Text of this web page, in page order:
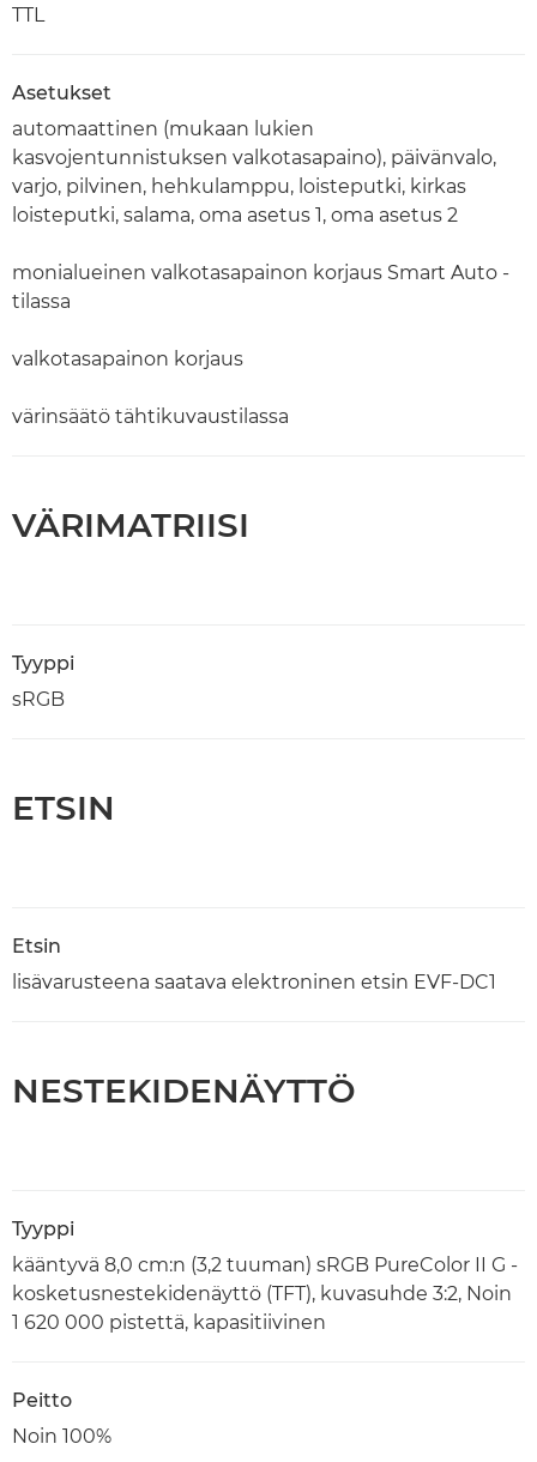
TTL
Asetukset
automaattinen (mukaan lukien
kasvojentunnistuksen valkotasapaino), päivänvalo,
varjo, pilvinen, hehkulamppu, loisteputki, kirkas
loisteputki, salama, oma asetus 1, oma asetus 2
monialueinen valkotasapainon korjaus Smart Auto -
tilassa
valkotasapainon korjaus
värinsäätö tähtikuvaustilassa
VÄRIMATRIISI
Tyyppi
sRGB
ETSIN
Etsin
lisävarusteena saatava elektroninen etsin EVF-DC1
NESTEKIDENÄYTTÖ
Tyyppi
kääntyvä 8,0 cm:n (3,2 tuuman) sRGB PureColor II G -
kosketusnestekidenäyttö (TFT), kuvasuhde 3:2, Noin
1 620 000 pistettä, kapasitiivinen
Peitto
Noin 100%